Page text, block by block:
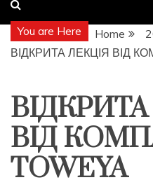
You are Here Home
ВІДКРИТА ЛЕКЦІЯ ВІД
ВІД
TOWEYA